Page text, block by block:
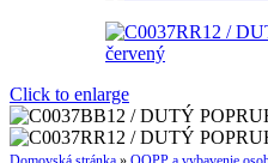
Click to enlarge